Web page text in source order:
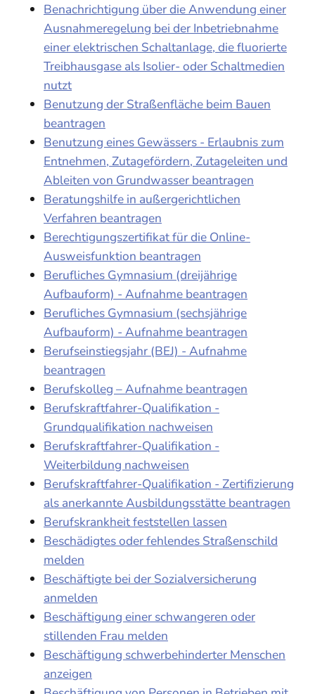
Benachrichtigung über die Anwendung einer
Ausnahmeregelung bei der Inbetriebnahme
einer elektrischen Schaltanlage, die fluorierte
Treibhausgase als Isolier- oder Schaltmedien
nutzt
Benutzung der Straßenfläche beim Bauen
beantragen
Benutzung eines Gewässers - Erlaubnis zum
Entnehmen, Zutagefördern, Zutageleiten und
Ableiten von Grundwasser beantragen
Beratungshilfe in außergerichtlichen
Verfahren beantragen
Berechtigungszertifikat für die Online-
Ausweisfunktion beantragen
Berufliches Gymnasium (dreijährige
Aufbauform) - Aufnahme beantragen
Berufliches Gymnasium (sechsjährige
Aufbauform) - Aufnahme beantragen
Berufseinstiegsjahr (BEJ) - Aufnahme
beantragen
Berufskolleg – Aufnahme beantragen
Berufskraftfahrer-Qualifikation -
Grundqualifikation nachweisen
Berufskraftfahrer-Qualifikation -
Weiterbildung nachweisen
Berufskraftfahrer-Qualifikation - Zertifizierung
als anerkannte Ausbildungsstätte beantragen
Berufskrankheit feststellen lassen
Beschädigtes oder fehlendes Straßenschild
melden
Beschäftigte bei der Sozialversicherung
anmelden
Beschäftigung einer schwangeren oder
stillenden Frau melden
Beschäftigung schwerbehinderter Menschen
anzeigen